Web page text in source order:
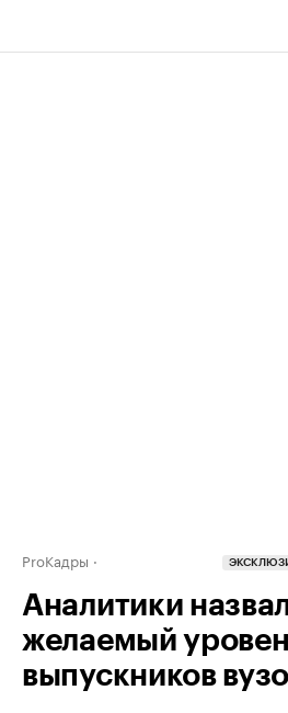
ProКадры
Аналитики
желаемый
выпускников